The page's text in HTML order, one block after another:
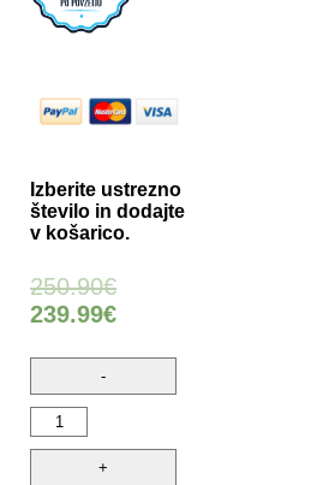
Izberite ustrezno
število in dodajte
v košarico.
250.90€
239.99€